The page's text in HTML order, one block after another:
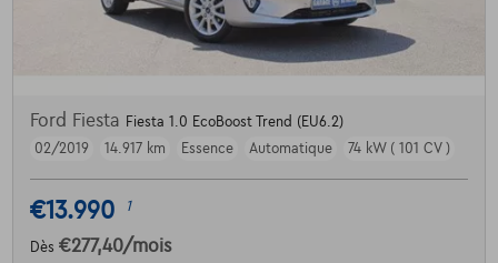
Ford Fiesta Fiesta 1.0 EcoBoost Trend (EU6.2)
02/2019
14.917 km Essence Automatique 74 kW ( 101 CV )
€13.990 1
Dès €277,40/mois